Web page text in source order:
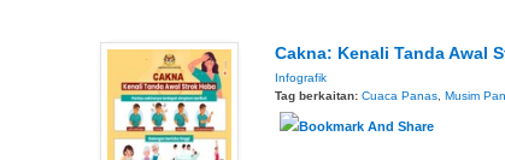
Cakna: Kenali Tanda Awal
Infografik
Tag berkaitan: Cuaca Panas, Musim